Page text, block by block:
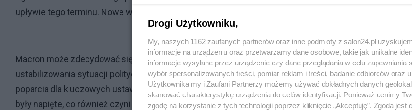
upływie tego terminu. Nowe wybory niosą jednak ryzyko dalszej polaryzacji sceny politycznej.
Macron może zdecydować się na utworzenie rządu technokratycznego, który zarządzałby krajem do
ustabilizowania sytuacji politycznej albo dogadać się z opozycją w celu stworzenia koalicji lub
poparcia dla kluczowych ustaw. Jednak dotychczasowe relacje z partiami opozycyjnymi, zwłaszcza z
były napięte, co również czyni ten scenariusz mało realnym. Szef państwa zwróci się w czwartek
Drogi Użytkowniku,
My, naszych 1162 zaufanych partnerów oraz inne podmioty z salon24.pl
informacje na urządzeniu oraz przetwarzamy dane osobowe, takie jak unikalne
informacje wysyłane przez urządzenie czy dane przeglądania w celu zapewniania
wybór spersonalizowanych treści, pomiar reklam i treści, badanie odbiorców oraz
Użytkownika my i Zaufani Partnerzy możemy używać dokładnych danych
skanować charakterystykę urządzenia do celów identyfikacji. Ponieważ cenimy
zgodę na korzystanie z tych technologii poprzez kliknięcie „Akceptuję”. Zgoda jest